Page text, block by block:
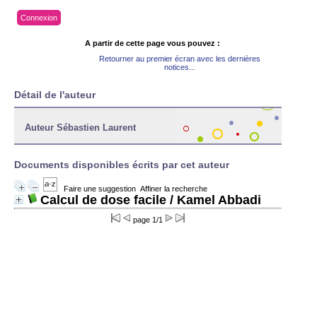
Connexion
A partir de cette page vous pouvez :
Retourner au premier écran avec les dernières
notices...
Détail de l'auteur
Auteur Sébastien Laurent
Documents disponibles écrits par cet auteur
Faire une suggestion Affiner la recherche
Calcul de dose facile / Kamel Abbadi
page 1/1